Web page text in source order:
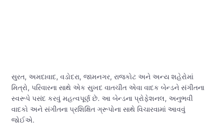
સુરત, અમદાવાદ, વડોદરા, જામનગર, રાજકોટ અને અન્ય શહેરોમાં
મિત્રો, પરિવારના સાથે એક સુખદ વાતચીત એવા વાદક બેન્ડને સંગીતના
સ્વરૂપે પસંદ કરવું મહત્વપૂર્ણ છે. આ બેન્ડના પ્રોફેશનલ, અનુભવી
વાદકો અને સંગીતના પ્રશિક્ષિત ગ્રૂપોના સાથે વિચારવામાં આવવું
જોઈએ.